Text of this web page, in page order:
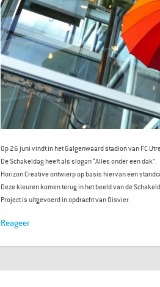
Op 26 juni vindt in het Galgenwaard stadion van FC
De Schakeldag heeft als slogan “Alles onder een dak”.
Horizon Creative ontwierp op basis hiervan een
Deze kleuren komen terug in het beeld van de
Project is uitgevoerd in opdracht van Oisvier.
Reageer